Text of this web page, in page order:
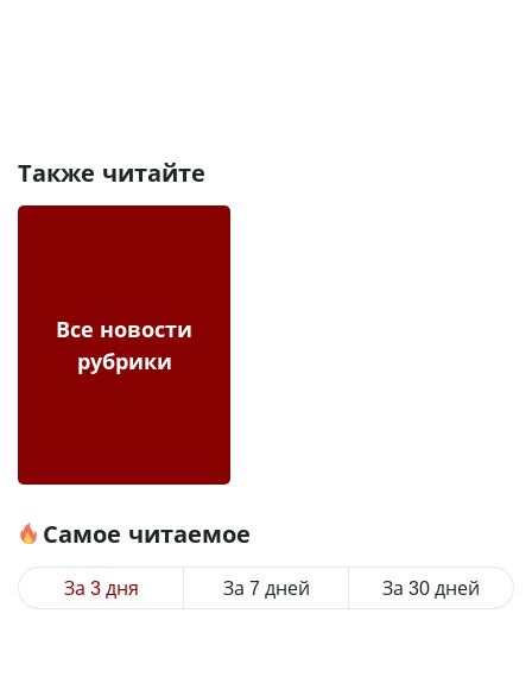
Также читайте
Все новости
рубрики
Самое читаемое
За 3 дня За 7 дней За 30 дней